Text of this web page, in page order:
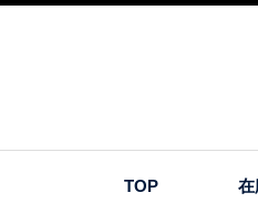
TOP 在